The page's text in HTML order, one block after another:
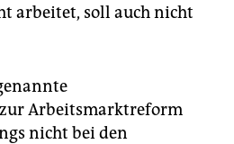
arbeitet, soll auch nicht
Arbeitsmarktreform
nicht bei den